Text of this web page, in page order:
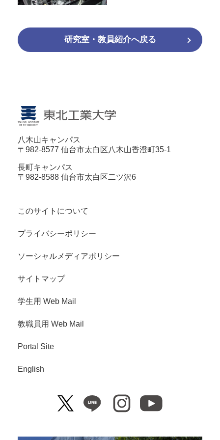
研究室・教員紹介へ戻る
八木山キャンパス
〒982-8577 仙台市太白区八木山香澄町35-1
長町キャンパス
〒982-8588 仙台市太白区二ツ沢6
このサイトについて
プライバシーポリシー
ソーシャルメディアポリシー
サイトマップ
学生用 Web Mail
教職員用 Web Mail
Portal Site
English